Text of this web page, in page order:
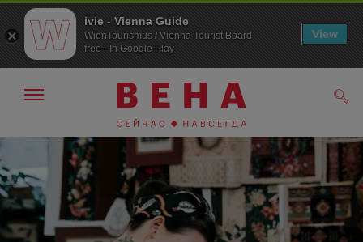
К
навигации
К
содержанию
Показать/
навигации
ivie - Vienna Guide
WienTourismus / Vienna Tourist Board
free - In Google Play
View